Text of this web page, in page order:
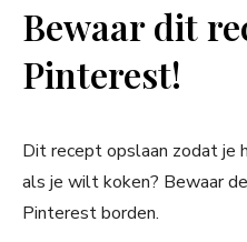
Bewaar dit
Pinterest!
Dit recept opslaan zodat je
als je wilt koken? Bewaar
Pinterest borden.